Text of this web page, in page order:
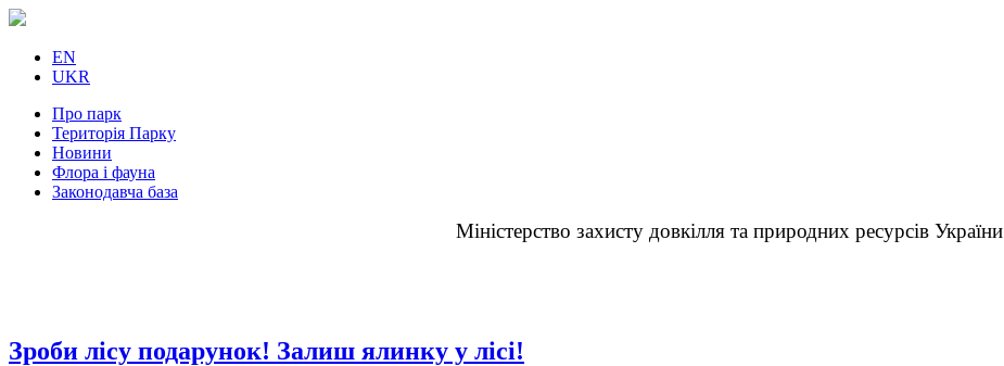
EN
UKR
Про парк
Територія Парку
Новини
Флора і фауна
Законодавча база
Міністерство захисту довкілля та природних ресурсів України
Зроби лісу подарунок! Залиш ялинку у лісі!